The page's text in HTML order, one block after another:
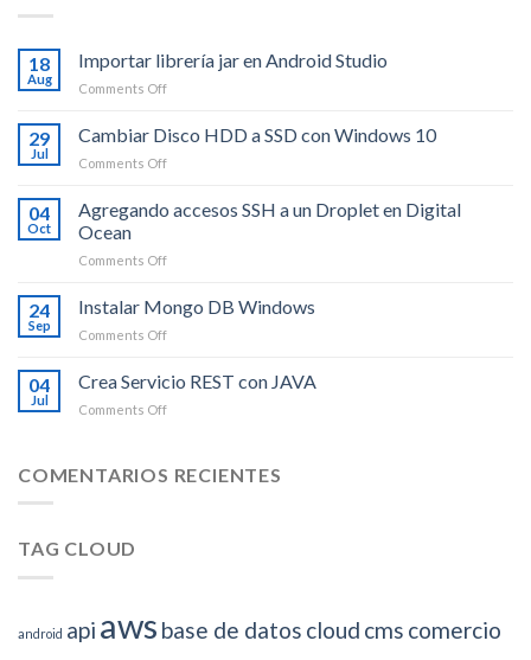
18
Aug
Importar librería jar en Android Studio
Comments Offon
librería
jar
en
Studio
29
Jul
Cambiar Disco HDD a SSD con Windows 10
Comments Offon
HDD
SSD
Windows
04
Oct
Agregando accesos SSH a un Droplet en Digital
Ocean
Comments Offon
accesos
SSH
a
Droplet
24
Sep
Instalar Mongo DB Windows
Comments Offon
Mongo
DB
Windows
04
Jul
Crea Servicio REST con JAVA
Comments Offon
REST
COMENTARIOS RECIENTES
TAG CLOUD
android api aws base de datos cloud cms comercio